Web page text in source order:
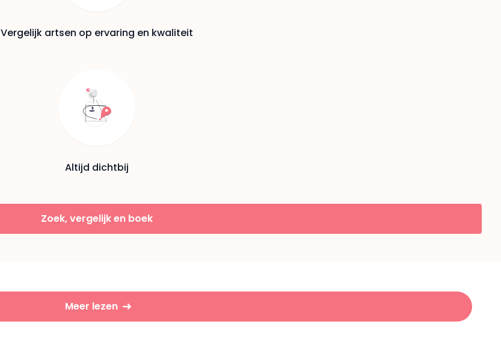
Vergelijk artsen op ervaring en kwaliteit
Altijd dichtbij
Zoek, vergelijk en boek
Meer lezen